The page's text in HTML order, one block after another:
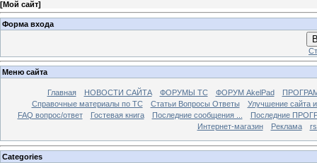
[Мой сайт]
Форма входа
Меню сайта
Главная НОВОСТИ САЙТА ФОРУМЫ TC ФОРУМ AkelPad
Справочные материалы по TС
Статьи Вопросы Ответы
Улучшение сайта
FAQ вопрос/ответ
Гостевая книга Последние сообщения ...
Последние
Интернет-магазин
Реклама
Categories